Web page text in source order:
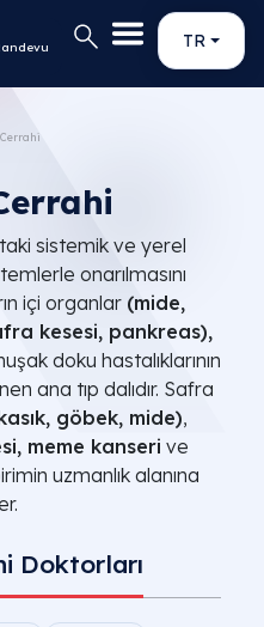
TR
sistemik ve yerel
onarılmasını
içi organlar (mide,
kesesi, pankreas),
doku hastalıklarının
ana tıp dalıdır. Safra
göbek, mide),
meme kanseri ve
uzmanlık alanına
Doktorları